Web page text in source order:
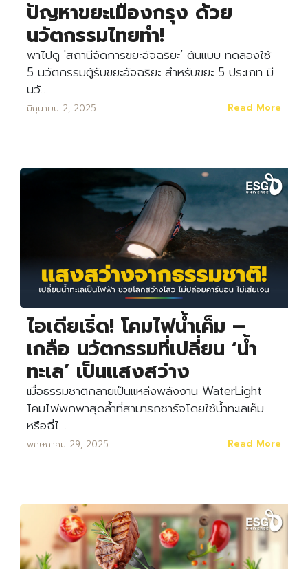
ปัญหาขยะเมืองกรุง ด้วย
นวัตกรรมไทยทำ!
พาไปดู 'สถานีจัดการขยะอัจฉริยะ’ ต้นแบบ ทดลองใช้
5 นวัตกรรมตู้รับขยะอัจฉริยะ สำหรับขยะ 5 ประเภท มี
นวั…
มิถุนายน 2, 2025 Read More
ไอเดียเริ่ด! โคมไฟน้ำเค็ม –
เกลือ นวัตกรรมที่เปลี่ยน ‘น้ำ
ทะเล’ เป็นแสงสว่าง
เมื่อธรรมชาติกลายเป็นแหล่งพลังงาน WaterLight
โคมไฟพกพาสุดล้ำที่สามารถชาร์จโดยใช้น้ำทะเลเค็ม
หรือฉี่ไ…
พฤษภาคม 29, 2025 Read More